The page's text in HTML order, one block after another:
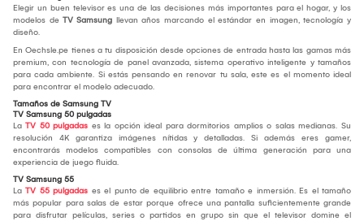
Elegir un buen televisor es una de las decisiones más importantes para el hogar, y los
modelos de TV Samsung llevan años marcando el estándar en imagen, tecnología y
diseño.
En Oechsle.pe tienes a tu disposición desde opciones de entrada hasta las gamas más
premium, con tecnología de panel avanzada, sistema operativo inteligente y tamaños
para cada ambiente. Si estás pensando en renovar tu sala, este es el momento ideal
para encontrar el modelo adecuado.
Tamaños de Samsung TV
TV Samsung 50 pulgadas
La TV 50 pulgadas es la opción ideal para dormitorios amplios o salas medianas. Su
resolución 4K garantiza imágenes nítidas y detalladas. Si además eres gamer,
encontrarás modelos compatibles con consolas de última generación para una
experiencia de juego fluida.
TV Samsung 55
La TV 55 pulgadas es el punto de equilibrio entre tamaño e inmersión. Es el tamaño
más popular para salas de estar porque ofrece una pantalla suficientemente grande
para disfrutar películas, series o partidos en grupo sin que el televisor domine el